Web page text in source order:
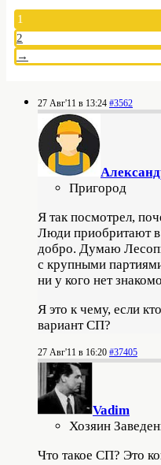
1
2
→
27 Авг'11 в 13:24 #3562
Пригород
Я так посмотрел,
Люди приобритают в
добро. Думаю
с крупными
ни у кого нет
Я это к чему, если
вариант СП?
27 Авг'11 в 16:20 #37405
Vadim
Хозяин
Что такое СП? Это